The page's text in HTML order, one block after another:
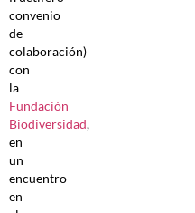
convenio
de
colaboración)
con
la
Fundación
Biodiversidad,
en
un
encuentro
en